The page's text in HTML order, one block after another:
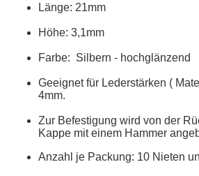
Länge: 21mm
Höhe: 3,1mm
Farbe: Silbern - hochglänzend
Geeignet für Lederstärken (
4mm.
Zur Befestigung wird von der
Kappe mit einem Hammer
Anzahl je Packung: 10 Nieten